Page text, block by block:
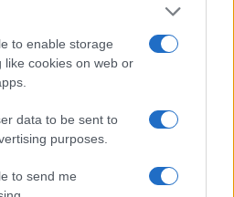
to enable storage
like cookies on web or
data to be sent to
purposes.
to send me
contro una vetrina.
sono vittime ma purtroppo
a loro va la nostra
“L’investitore, sulla
e si è dato alla fuga.
o cinque cittadini che
un coltello, lo hanno